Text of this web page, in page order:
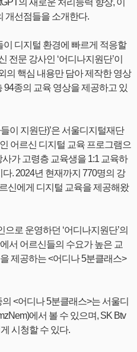
의 새로운 처리능력 향상, 이
개선점들을 소개한다.
디지털 환경에 빠르게 적응할
전문 강사인 ‘어디나지원단’이
의 핵심 내용만 담아 제작한 영상
94종의 교육 영상을 제공하고 있
이 지원단)’은 서울디지털재단
어르신 디지털 교육 프로그램으
가 고령층 교육생을 1:1 교육하
. 2024년 현재까지 770명의 강
신에게 디지털 교육을 제공해왔
로 운영하던 ‘어디나지원단’의
서 어르신들의 수요가 높은 교
제공하는 <어디나 5분클래스>
<어디나 5분클래스>는 서울디
에서 볼 수 있으며, SK Btv
시청할 수 있다.